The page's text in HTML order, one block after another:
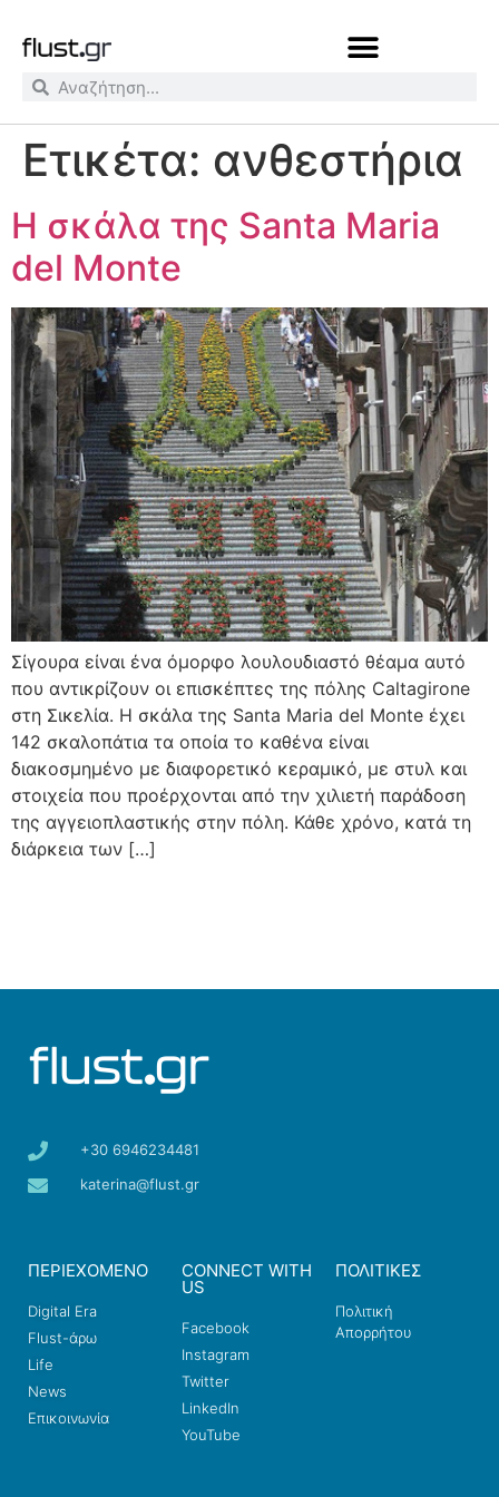
Ετικέτα: ανθεστήρια
Η σκάλα της Santa Maria
del Monte
Σίγουρα είναι ένα όμορφο λουλουδιαστό θέαμα αυτό
που αντικρίζουν οι επισκέπτες της πόλης Caltagirone
στη Σικελία. Η σκάλα της Santa Maria del Monte έχει
142 σκαλοπάτια τα οποία το καθένα είναι
διακοσμημένο με διαφορετικό κεραμικό, με στυλ και
στοιχεία που προέρχονται από την χιλιετή παράδοση
της αγγειοπλαστικής στην πόλη. Κάθε χρόνο, κατά τη
διάρκεια των […]
+30 6946234481
katerina@flust.gr
ΠΕΡΙΕΧΟΜΕΝΟ
Digital Era
Flust-άρω
Life
News
Επικοινωνία
CONNECT WITH
US
Facebook
Instagram
Twitter
LinkedIn
YouTube
ΠΟΛΙΤΙΚΕΣ
Πολιτική
Απορρήτου